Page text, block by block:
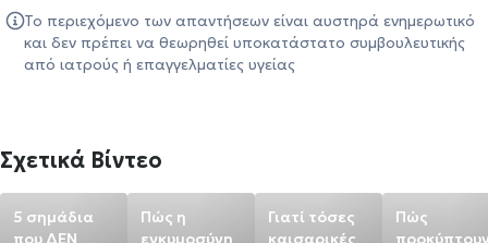
Το περιεχόμενο των απαντήσεων είναι αυστηρά ενημερωτικό
και δεν πρέπει να θεωρηθεί υποκατάστατο συμβουλευτικής
από ιατρούς ή επαγγελματίες υγείας
Σχετικά Βίντεο
5 σημάδια
που ΔΕΝ
Πώς η
εγκυμοσύνη
Γιατί τόσες
καισαρικές
Πώς